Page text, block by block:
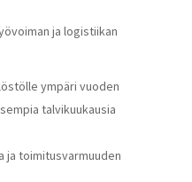
ja logistiikan
ympäri vuoden
talvikuukausia
ja toimitusvarmuuden